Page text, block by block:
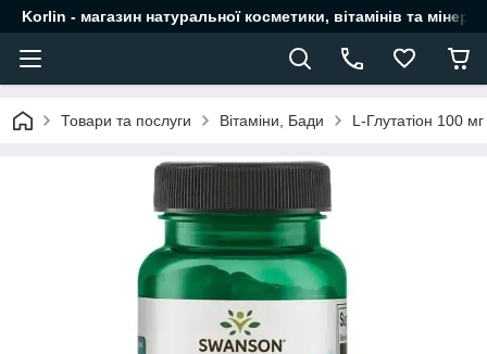
Korlin - магазин натуральної косметики, вітамінів та
Товари та послуги Вітаміни, Бади L-Глутатіон 100